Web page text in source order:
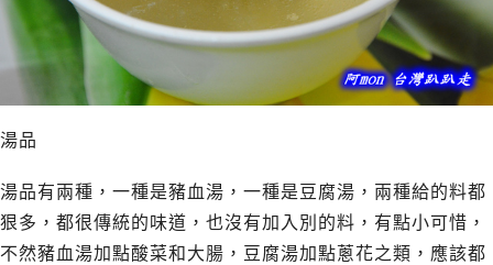
湯品
湯品有兩種，一種是豬血湯，一種是豆腐湯，兩種給的料都
狠多，都很傳統的味道，也沒有加入別的料，有點小可惜，
不然豬血湯加點酸菜和大腸，豆腐湯加點蔥花之類，應該都